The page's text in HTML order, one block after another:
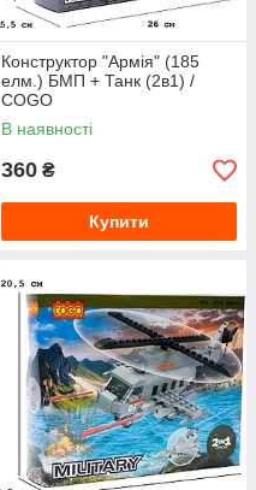
Конструктор "Армія" (185
елм.) БМП + Танк (2в1) /
COGO
В наявності
360 ₴
Купити